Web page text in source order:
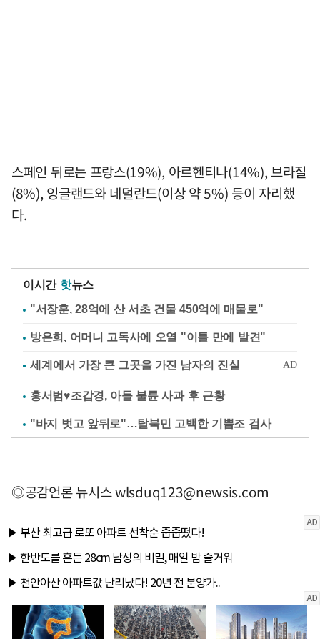
스페인 뒤로는 프랑스(19%), 아르헨티나(14%), 브라질
(8%), 잉글랜드와 네덜란드(이상 약 5%) 등이 자리했
다.
이시간 핫뉴스
"서장훈, 28억에 산 서초 건물 450억에 매물로"
방은희, 어머니 고독사에 오열 "이틀 만에 발견"
홍서범♥조갑경, 아들 불륜 사과 후 근황
"바지 벗고 앞뒤로"…탈북민 고백한 기쁨조 검사
◎공감언론 뉴시스wlsduq123@newsis.com